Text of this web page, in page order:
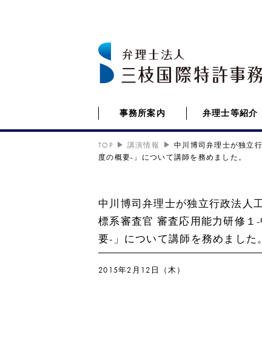
事務所案内 弁理士等紹介
TOP 講演情報
中川博司弁理士が独立
度の概要-」について講師を務めました。
中川博司弁理士が独立行政法人
標系審査官 審査応用能力研修
要-」について講師を務めました。
2015年2月12日（木）